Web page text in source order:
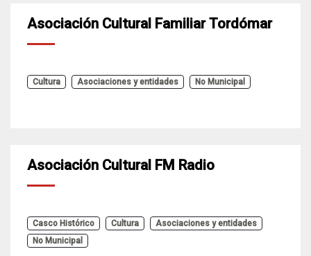
Asociación Cultural Familiar Tordómar
Cultura Asociaciones y entidades No Municipal
Asociación Cultural FM Radio
Casco Histórico Cultura
Asociaciones y entidades
No Municipal